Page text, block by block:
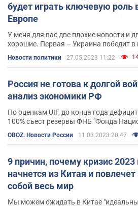
будет играть ключевую роль
Европе
У меня для вас две плохие новости и
хорошие. Первая – Украина победит в
Россией. Это хорошая. От нашей
зависит, по сути, будущее всего мира,
Новости политики 27.05.2023 11:22
Россия не готова к долгой
анализ экономики РФ
По оценкам UIF, до конца года
100% съест резервы ФНБ "Фонда
OBOZ. Новости России 11.03.2023 20:47
9 причин, почему кризис 2023
начнется из Китая и повлечет
собой весь мир
Мы можем ожидать в Китае